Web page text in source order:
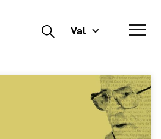
Buscar Val